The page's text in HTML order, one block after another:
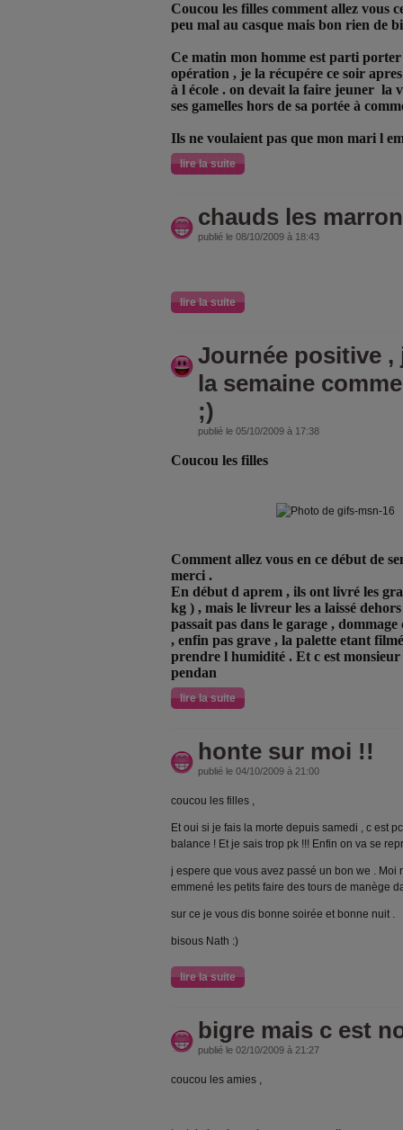
Coucou les filles comment allez vous
peu mal au casque mais bon rien de
Ce matin mon homme est parti
opération , je la récupére ce soir
à l école . on devait la faire jeuner la
ses gamelles hors de sa portée à
Ils ne voulaient pas que mon mari l
lire la suite
chauds les
publié le 08/10/2009 à 18:43
lire la suite
Journée positive ,
la semaine
;)
publié le 05/10/2009 à 17:38
Coucou les filles
Comment allez vous en ce début de
merci .
En début d aprem , ils ont livré les
kg ) , mais le livreur les a laissé
passait pas dans le garage ,
, enfin pas grave , la palette etant
prendre l humidité . Et c est
pendan
lire la suite
honte sur moi !!
publié le 04/10/2009 à 21:00
coucou les filles ,
Et oui si je fais la morte depuis samedi , c est
balance ! Et je sais trop pk !!! Enfin on va se
j espere que vous avez passé un bon we . Moi
emmené les petits faire des tours de manège
sur ce je vous dis bonne soirée et bonne nuit .
bisous Nath :)
lire la suite
bigre mais c est
publié le 02/10/2009 à 21:27
coucou les amies ,